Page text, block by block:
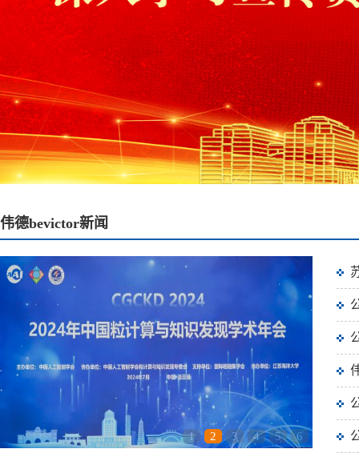
伟德bevictor新闻
1 2 3 4 5 6